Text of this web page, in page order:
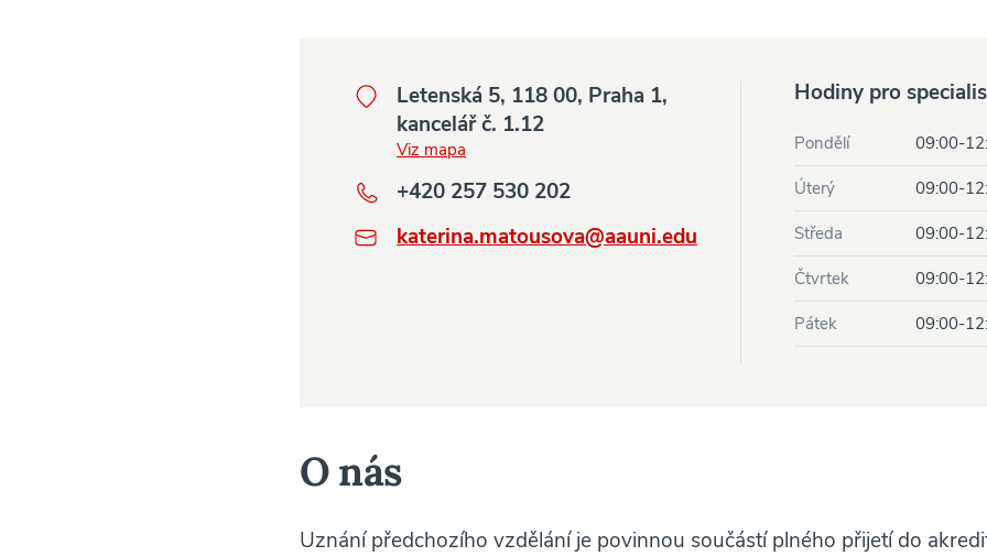
Letenská 5, 118 00, Praha 1,
kancelář č. 1.12
Viz mapa
+420 257 530 202
katerina.matousova@aauni.edu
Hodiny pro
Otevírací doba oddělení
Pondělí 09:00-
Úterý 09:00-
Středa 09:00-
Čtvrtek 09:00-
Pátek 09:00-
O nás
Uznání předchozího vzdělání je povinnou součástí plného přijetí do